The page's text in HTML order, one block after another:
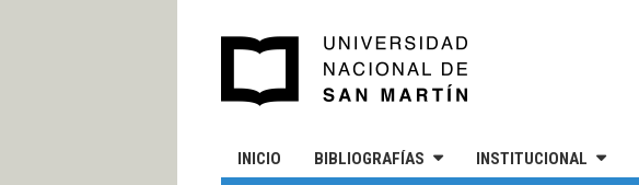
INICIO BIBLIOGRAFÍAS INSTITUCIONAL